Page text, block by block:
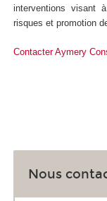
interventions visant
risques et promotion
Contacter Aymery
Nous